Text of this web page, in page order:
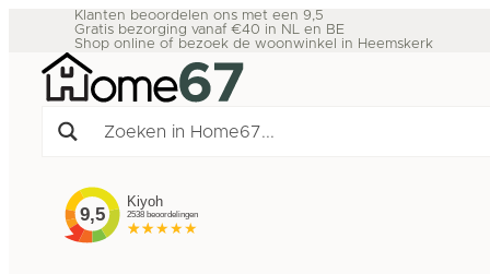
Klanten beoordelen ons met een 9,5
Gratis bezorging vanaf €40 in NL en BE
Shop online of bezoek de woonwinkel in Heemskerk